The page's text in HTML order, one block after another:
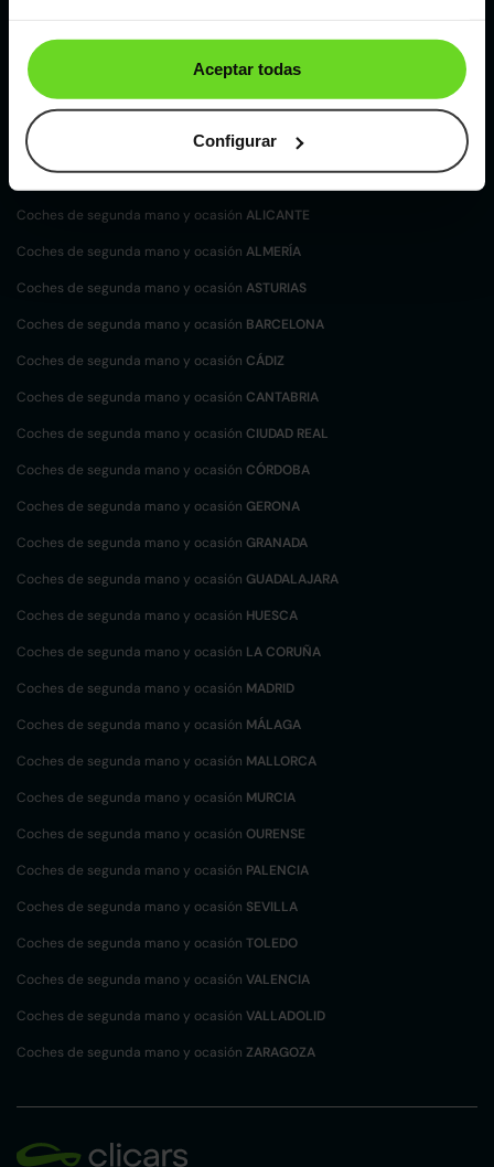
Aceptar todas
Configurar
Ford Focus de segunda mano y ocasión
Coches desegunda mano y ocasión por
localización
Coches de segunda mano y ocasiónALBACETE
Coches de segunda mano y ocasión ALICANTE
Coches de segunda mano y ocasión ALMERÍA
Coches de segunda mano y ocasión ASTURIAS
Coches de segunda mano y ocasión BARCELONA
Coches de segunda mano y ocasión CÁDIZ
Coches de segunda mano y ocasión CANTABRIA
Coches de segunda mano y ocasión CIUDAD REAL
Coches de segunda mano y ocasión CÓRDOBA
Coches de segunda mano y ocasión GERONA
Coches de segunda mano y ocasión GRANADA
Coches de segunda mano y ocasión GUADALAJARA
Coches de segunda mano y ocasión HUESCA
Coches de segunda mano y ocasión LA CORUÑA
Coches de segunda mano y ocasión MADRID
Coches de segunda mano y ocasión MÁLAGA
Coches de segunda mano y ocasión MALLORCA
Coches de segunda mano y ocasión MURCIA
Coches de segunda mano y ocasión OURENSE
Coches de segunda mano y ocasión PALENCIA
Coches de segunda mano y ocasión SEVILLA
Coches de segunda mano y ocasión TOLEDO
Coches de segunda mano y ocasión VALENCIA
Coches de segunda mano y ocasión VALLADOLID
Coches de segunda mano y ocasión ZARAGOZA